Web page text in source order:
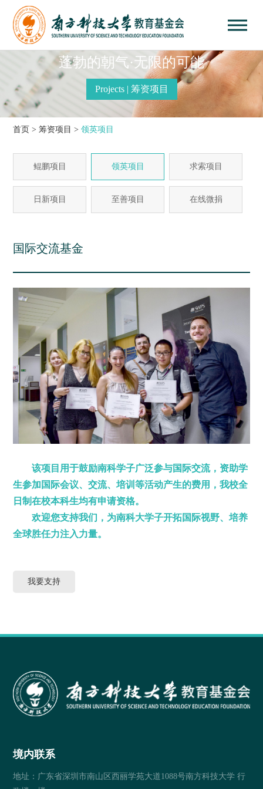
蓬勃的朝气·无限的可能
Projects | 筹资项目
首页 >筹资项目 >领英项目
鲲鹏项目 领英项目 求索项目
日新项目 至善项目 在线微捐
国际交流基金
该项目用于鼓励南科学子广泛参与国际交流，资助学
生参加国际会议、交流、培训等活动产生的费用，我校全
日制在校本科生均有申请资格。
欢迎您支持我们，为南科大学子开拓国际视野、培养
全球胜任力注入力量。
我要支持
境内联系
地址：广东省深圳市南山区西丽学苑大道1088号南方科技大学 行